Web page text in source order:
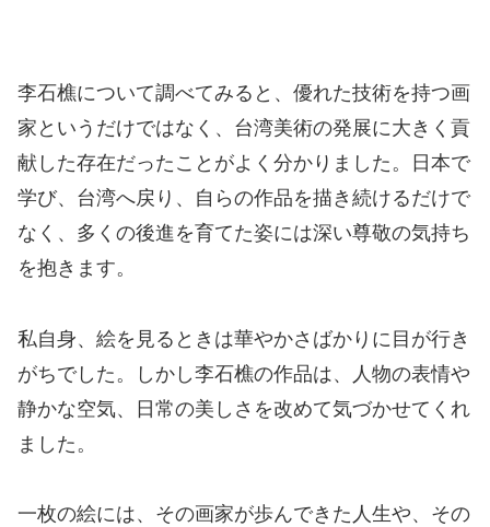
李石樵について調べてみると、優れた技術を持つ画
家というだけではなく、台湾美術の発展に大きく貢
献した存在だったことがよく分かりました。日本で
学び、台湾へ戻り、自らの作品を描き続けるだけで
なく、多くの後進を育てた姿には深い尊敬の気持ち
を抱きます。
私自身、絵を見るときは華やかさばかりに目が行き
がちでした。しかし李石樵の作品は、人物の表情や
静かな空気、日常の美しさを改めて気づかせてくれ
ました。
一枚の絵には、その画家が歩んできた人生や、その